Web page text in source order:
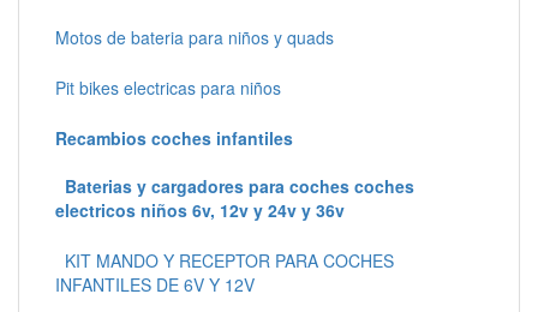
Motos de bateria para niños y quads
Pit bikes electricas para niños
Recambios coches infantiles
Baterias y cargadores para coches coches
electricos niños 6v, 12v y 24v y 36v
KIT MANDO Y RECEPTOR PARA COCHES
INFANTILES DE 6V Y 12V